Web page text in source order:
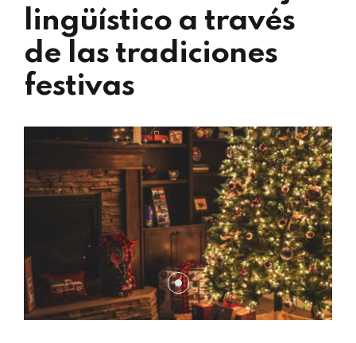
lingüístico a través
de las tradiciones
festivas